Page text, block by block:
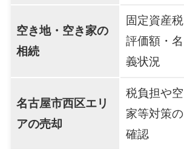
空き地・空き家の
相続
固定資産税
評価額・名
義状況
名古屋市西区エリ
アの売却
税負担や空
家等対策の
確認